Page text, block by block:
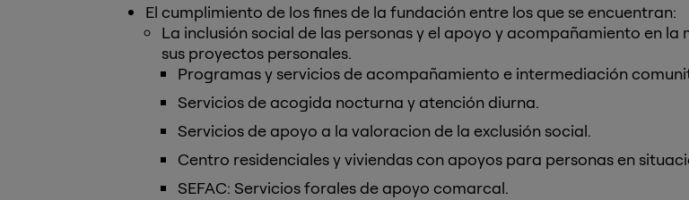
El cumplimiento de los fines de la fundación entre los que se encuentran:
La inclusión social de las personas y el apoyo y acompañamiento en
sus proyectos personales.
Programas y servicios de acompañamiento e intermediación
Servicios de acogida nocturna y atención diurna.
Servicios de apoyo a la valoracion de la exclusión social.
Centro residenciales y viviendas con apoyos para personas en
SEFAC: Servicios forales de apoyo comarcal.